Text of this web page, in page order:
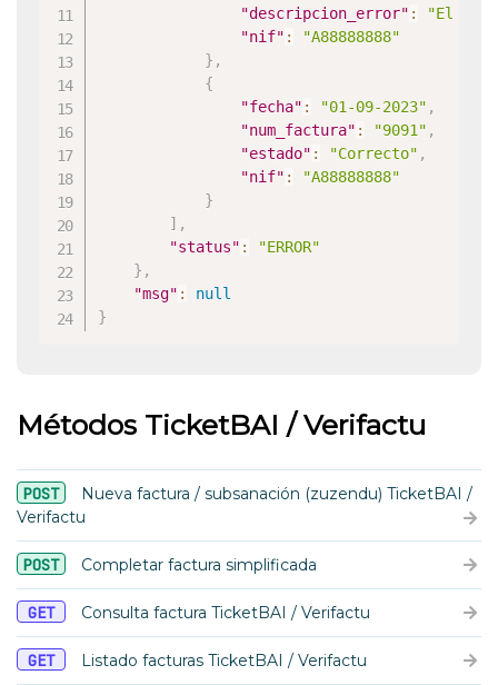
"descripcion_error" :
"El
"nif" :
"A88888888"
} ,
{
"fecha" : "01-09-2023" ,
"num_factura" : "9091" ,
"estado" : "Correcto" ,
"nif" :
"A88888888"
}
] ,
"status" :
"ERROR"
} ,
"msg" :
null
}
Métodos TicketBAI / Verifactu
POST
Nueva factura / subsanación (zuzendu) TicketBAI /
Verifactu
POST Completar factura simplificada
GET Consulta factura TicketBAI / Verifactu
GET Listado facturas TicketBAI / Verifactu